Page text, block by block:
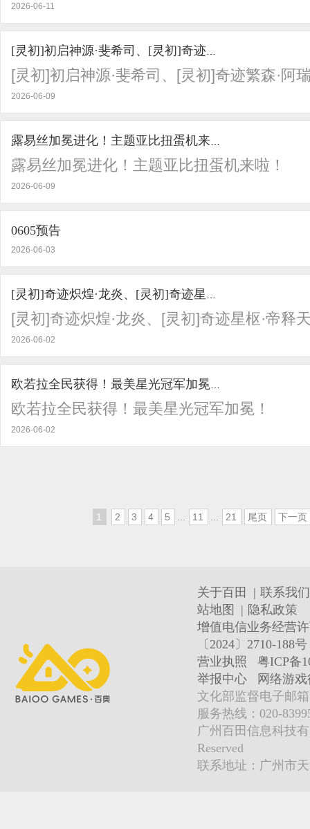
2026-06-11
[灵初]初启神源·斐希司、[灵初]奇迹繁森·阿
2026-06-09
露易丝加冕进化！主题亚比扭蛋机来啦！
2026-06-09
0605预告
2026-06-03
[灵初]奇迹炽煌·龙炎、[灵初]奇迹星枢·帝释
2026-06-02
欧若拉全民获得！最美星光冠军加冕！
2026-06-02
1 2 3 4 5 11 21 尾页 下一页
关于百田 | 联系我们
站地图
| 隐私政策
增值电信业务经营
〔2024〕2710-188号
营业执照
粤ICP备
举报中心
网络游
文化部监督电子邮
服务热线：020-
广州百田信息科技
Reserved
联系地址：广州市